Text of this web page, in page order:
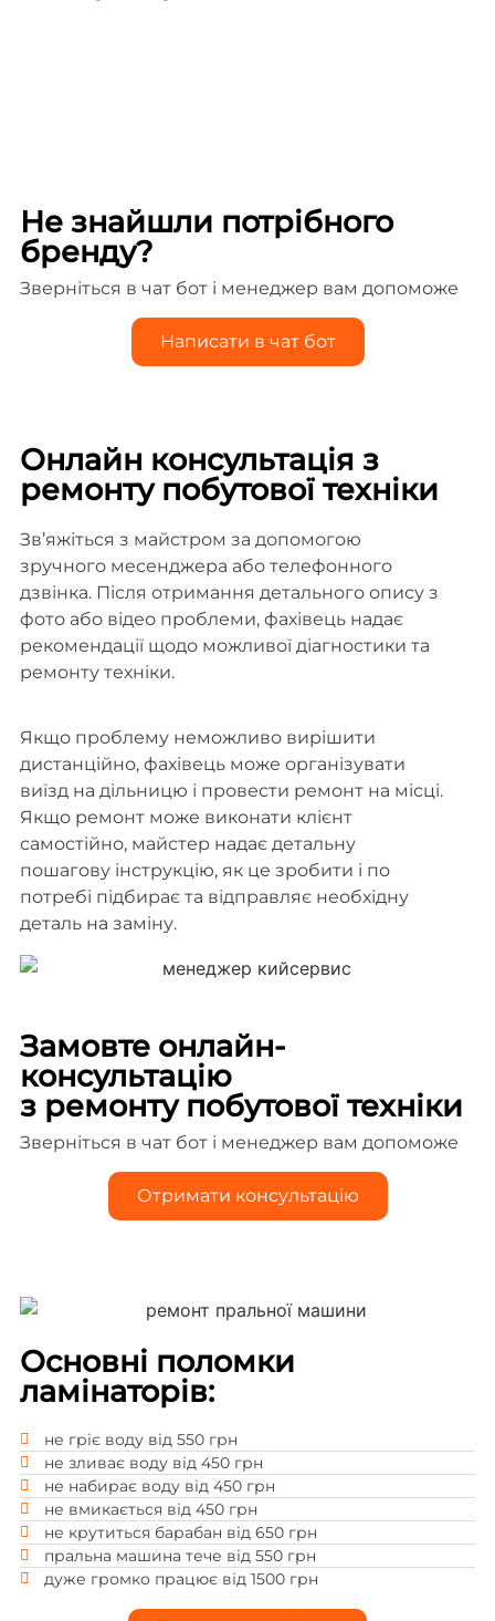
Не знайшли потрібного
бренду?
Зверніться в чат бот і менеджер вам допоможе
Написати в чат бот
Онлайн консультація з
ремонту побутової техніки
Зв’яжіться з майстром за допомогою
зручного месенджера або телефонного
дзвінка. Після отримання детального опису з
фото або відео проблеми, фахівець надає
рекомендації щодо можливої діагностики та
ремонту техніки.
Якщо проблему неможливо вирішити
дистанційно, фахівець може організувати
виїзд на дільницю і провести ремонт на місці.
Якщо ремонт може виконати клієнт
самостійно, майстер надає детальну
пошагову інструкцію, як це зробити і по
потребі підбирає та відправляє необхідну
деталь на заміну.
Замовте онлайн-
консультацію
з ремонту побутової техніки
Зверніться в чат бот і менеджер вам допоможе
Отримати консультацію
Основні поломки
ламінаторів:
не гріє воду від 550 грн
не зливає воду від 450 грн
не набирає воду від 450 грн
не вмикається від 450 грн
не крутиться барабан від 650 грн
пральна машина тече від 550 грн
дуже громко працює від 1500 грн